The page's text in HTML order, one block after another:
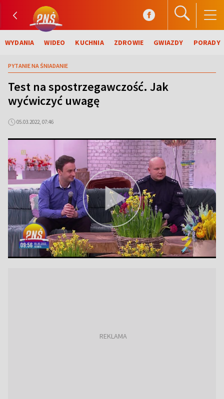
WYDANIA WIDEO KUCHNIA ZDROWIE GWIAZDY PORADY
PYTANIE NA ŚNIADANIE
Test na spostrzegawczość. Jak
wyćwiczyć uwagę
05.03.2022, 07:46